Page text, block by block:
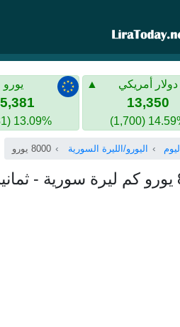
دولار أمريكي
13,350
14.59%
يورو
13.09% (1,781)
اليورو/الليرة السورية 8000 يورو